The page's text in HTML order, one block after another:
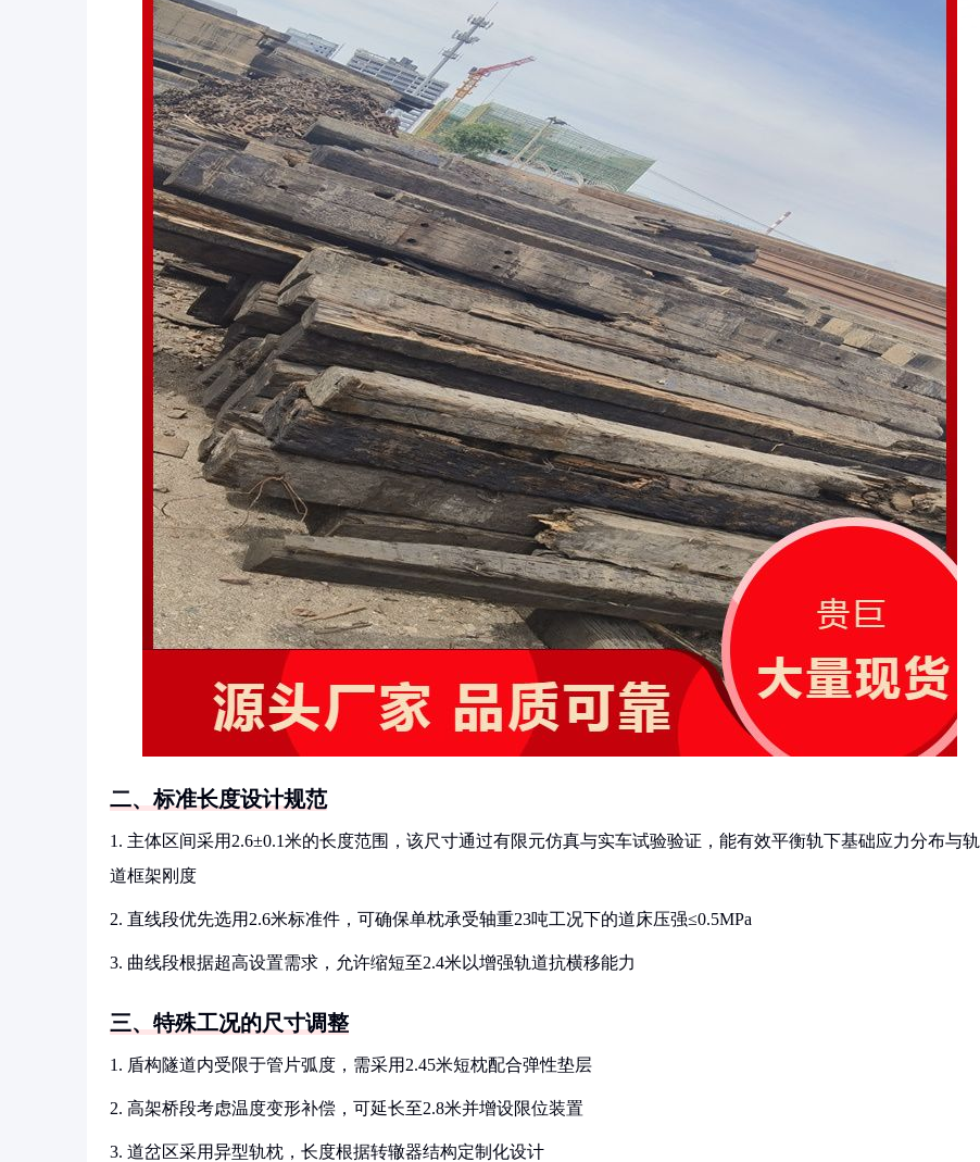
二、标准长度设计规范
1. 主体区间采用2.6±0.1米的长度范围，该尺寸通过有限元仿真与实车试验验证，能有效平衡轨下基础应力分布与轨
道框架刚度
2. 直线段优先选用2.6米标准件，可确保单枕承受轴重23吨工况下的道床压强≤0.5MPa
3. 曲线段根据超高设置需求，允许缩短至2.4米以增强轨道抗横移能力
三、特殊工况的尺寸调整
1. 盾构隧道内受限于管片弧度，需采用2.45米短枕配合弹性垫层
2. 高架桥段考虑温度变形补偿，可延长至2.8米并增设限位装置
3. 道岔区采用异型轨枕，长度根据转辙器结构定制化设计